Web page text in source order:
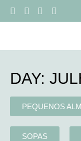
DAY:
PEQUENOS
SOPAS